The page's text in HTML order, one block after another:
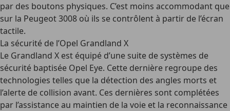
par des boutons physiques. C’est moins accommodant que
sur la Peugeot 3008 où ils se contrôlent à partir de l’écran
tactile.
La sécurité de l’Opel Grandland X
Le Grandland X est équipé d’une suite de systèmes de
sécurité baptisée Opel Eye. Cette dernière regroupe des
technologies telles que la détection des angles morts et
l’alerte de collision avant. Ces dernières sont complétées
par l’assistance au maintien de la voie et la reconnaissance